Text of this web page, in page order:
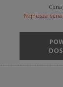
Najniższa